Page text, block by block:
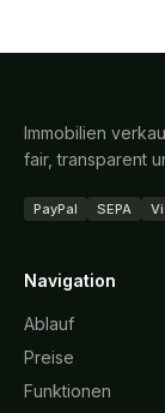
Immobilien
fair, transparent
PayPal SEPA
Navigation
Ablauf
Preise
Funktionen